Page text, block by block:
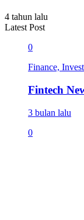
4 tahun lalu
Latest Post
0
Finance,
Fintech
3 bulan lalu
0